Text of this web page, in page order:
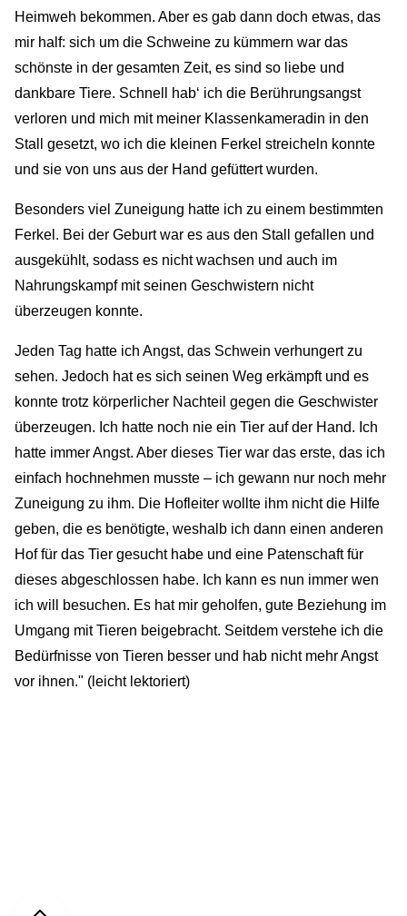
Heimweh bekommen. Aber es gab dann doch etwas, das
mir half: sich um die Schweine zu kümmern war das
schönste in der gesamten Zeit, es sind so liebe und
dankbare Tiere. Schnell hab‘ ich die Berührungsangst
verloren und mich mit meiner Klassenkameradin in den
Stall gesetzt, wo ich die kleinen Ferkel streicheln konnte
und sie von uns aus der Hand gefüttert wurden.
Besonders viel Zuneigung hatte ich zu einem bestimmten
Ferkel. Bei der Geburt war es aus den Stall gefallen und
ausgekühlt, sodass es nicht wachsen und auch im
Nahrungskampf mit seinen Geschwistern nicht
überzeugen konnte.
Jeden Tag hatte ich Angst, das Schwein verhungert zu
sehen. Jedoch hat es sich seinen Weg erkämpft und es
konnte trotz körperlicher Nachteil gegen die Geschwister
überzeugen. Ich hatte noch nie ein Tier auf der Hand. Ich
hatte immer Angst. Aber dieses Tier war das erste, das ich
einfach hochnehmen musste – ich gewann nur noch mehr
Zuneigung zu ihm. Die Hofleiter wollte ihm nicht die Hilfe
geben, die es benötigte, weshalb ich dann einen anderen
Hof für das Tier gesucht habe und eine Patenschaft für
dieses abgeschlossen habe. Ich kann es nun immer wen
ich will besuchen. Es hat mir geholfen, gute Beziehung im
Umgang mit Tieren beigebracht. Seitdem verstehe ich die
Bedürfnisse von Tieren besser und hab nicht mehr Angst
vor ihnen." (leicht lektoriert)